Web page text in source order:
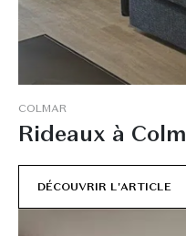
COLMAR
Rideaux à Colm
DÉCOUVRIR L'ARTICLE